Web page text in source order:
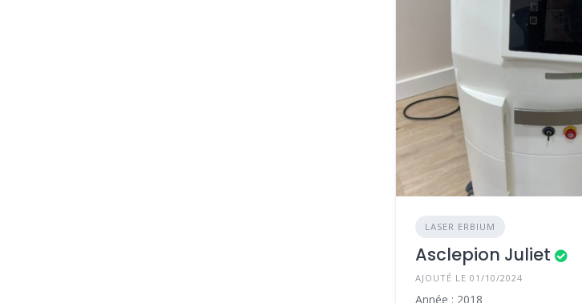
LASER ERBIUM
Asclepion Juliet
AJOUTÉ LE 01/10/2024
Année : 2018